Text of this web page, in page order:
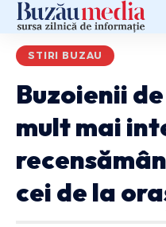
STIRI BUZAU
Buzoienii
mult mai
cei de la